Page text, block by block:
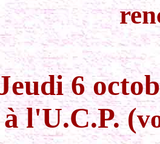
6
à l'U.C.P. (